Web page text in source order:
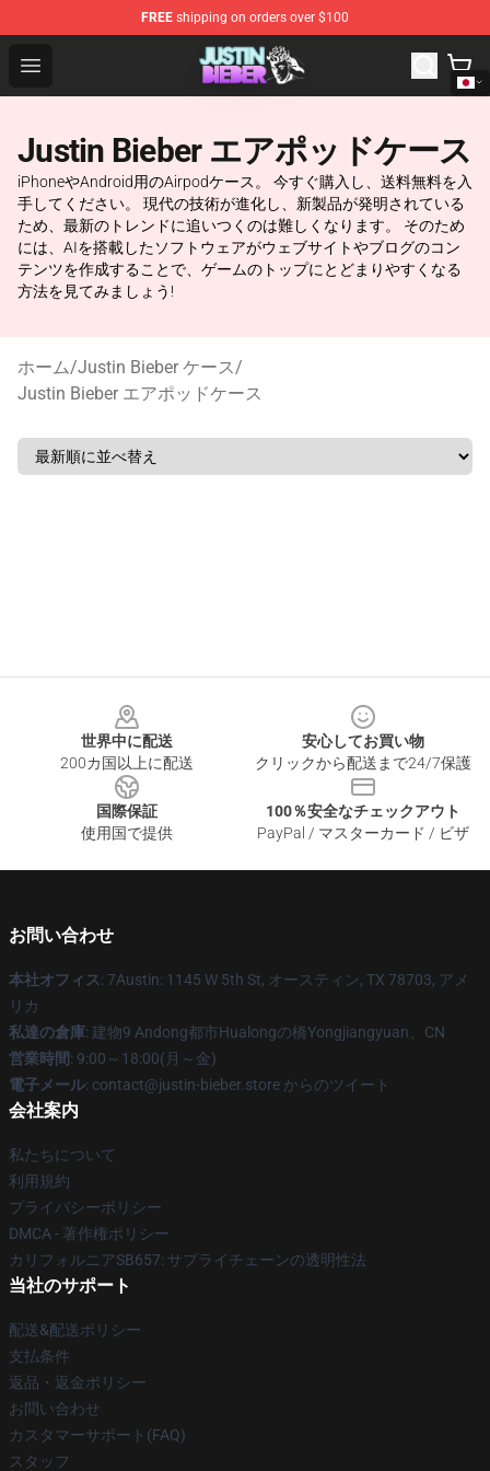
FREE shipping on orders over $100
Open menu
Justin Bieber Store - Official Justin Bieber Merchandise
Justin Bieber エアポッドケース
iPhoneやAndroid用のAirpodケース。 今すぐ購入し、送料無料を入
手してください。 現代の技術が進化し、新製品が発明されている
ため、最新のトレンドに追いつくのは難しくなります。 そのため
には、AIを搭載したソフトウェアがウェブサイトやブログのコン
テンツを作成することで、ゲームのトップにとどまりやすくなる
方法を見てみましょう!
ホーム/Justin Bieber ケース/
Justin Bieber エアポッドケース
世界中に配送
200カ国以上に配送
安心してお買い物
クリックから配送まで24/7保護
国際保証
使用国で提供
100％安全なチェックアウト
PayPal / マスターカード / ビザ
お問い合わせ
本社オフィス: 7Austin: 1145 W 5th St, オースティン, TX 78703, アメ
リカ
私達の倉庫: 建物9 Andong都市Hualongの橋Yongjiangyuan、CN
営業時間: 9:00～18:00(月～金)
電子メール: contact@justin-bieber.store からのツイート
会社案内
私たちについて
利用規約
プライバシーポリシー
DMCA - 著作権ポリシー
カリフォルニアSB657: サプライチェーンの透明性法
当社のサポート
配送&配送ポリシー
支払条件
返品・返金ポリシー
お問い合わせ
カスタマーサポート(FAQ)
スタッフ